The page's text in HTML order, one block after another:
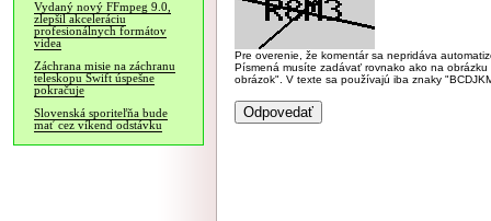
Vydaný nový FFmpeg 9.0,
zlepšil akceleráciu
profesionálnych formátov
videa
Záchrana misie na záchranu
teleskopu Swift úspešne
pokračuje
Slovenská sporiteľňa bude
mať cez víkend odstávku
Pre overenie, že komentár sa nepridáva
Písmená musíte zadávať rovnako ako na
obrázok". V texte sa používajú iba znaky